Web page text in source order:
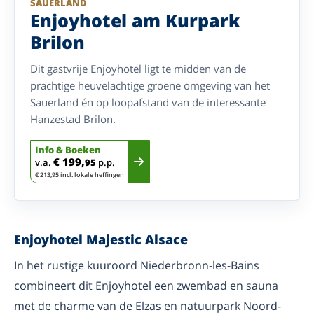
SAUERLAND
Enjoyhotel am Kurpark
Brilon
Dit gastvrije Enjoyhotel ligt te midden van de
prachtige heuvelachtige groene omgeving van het
Sauerland én op loopafstand van de interessante
Hanzestad Brilon.
Info & Boeken
v.a. € 199,95 p.p.
€ 213,95 incl. lokale heffingen
Enjoyhotel Majestic Alsace
In het rustige kuuroord Niederbronn-les-Bains
combineert dit Enjoyhotel een zwembad en sauna
met de charme van de Elzas en natuurpark Noord-